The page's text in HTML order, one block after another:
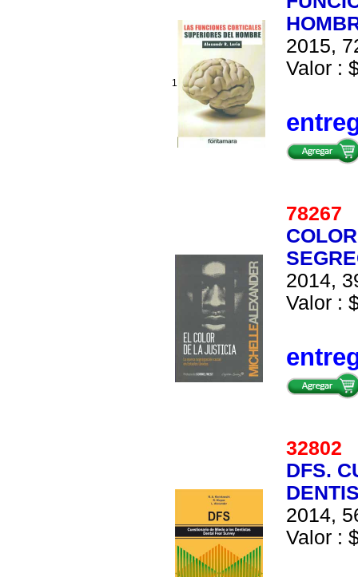
1
2015,
Valor :
78267
2014,
Valor :
32802
DFS.
2014,
Valor :